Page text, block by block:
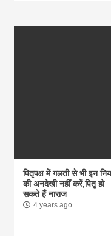
पितृपक्ष में गलती से भी इन
की अनदेखी नहीं करें,पितृ हो
सकते हैं नाराज
4 years ago